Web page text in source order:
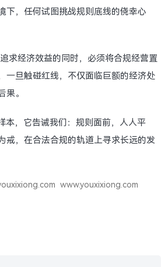
下，任何试图挑战规则底线的侥幸心
求经济效益的同时，必须将合规经营置
一旦触碰红线，不仅面临巨额的经济处
。
本，它告诫我们：规则面前，人人平
戒，在合法合规的轨道上寻求长远的发
www.youxixiong.com